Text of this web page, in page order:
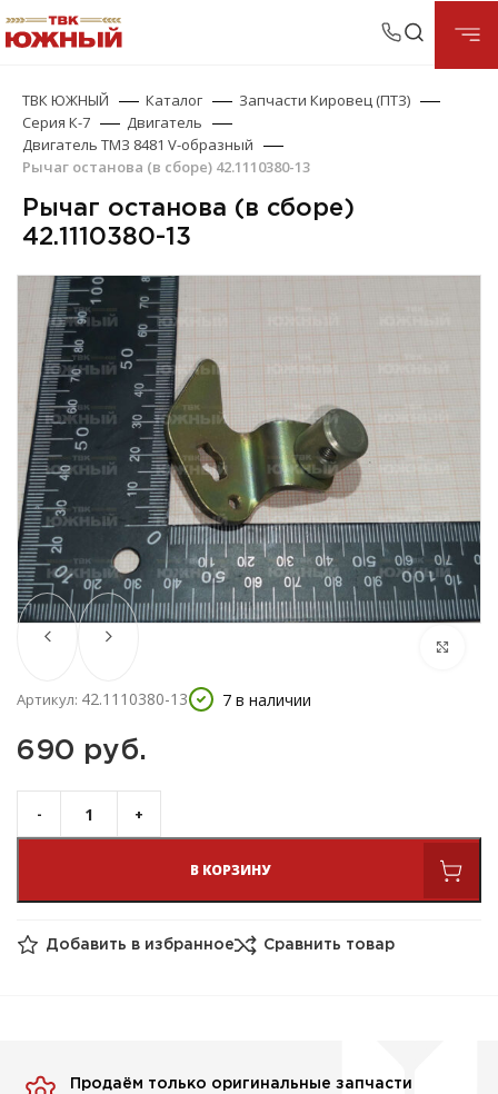
ТВК ЮЖНЫЙ Каталог
Запчасти Кировец (ПТЗ)
Серия К-7
Двигатель
Двигатель ТМЗ 8481 V-образный
Рычаг останова (в сборе) 42.1110380-13
Рычаг останова (в сборе)
42.1110380-13
Артикул: 42.1110380-13 7 в наличии
690 руб.
В КОРЗИНУ
Добавить в избранное Сравнить товар
Продаём только оригинальные запчасти